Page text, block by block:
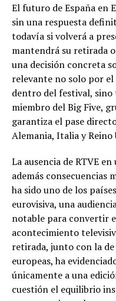
El futuro de España en
sin una respuesta
todavía si volverá a
mantendrá su retirada
una decisión concreta
relevante no solo por
dentro del festival,
miembro del Big Five,
garantiza el pase
Alemania, Italia y Reino
La ausencia de RTVE
además consecuencias
ha sido uno de los
eurovisiva, una
notable para convertir
acontecimiento
retirada, junto con la
europeas, ha
únicamente a una
cuestión el equilibrio